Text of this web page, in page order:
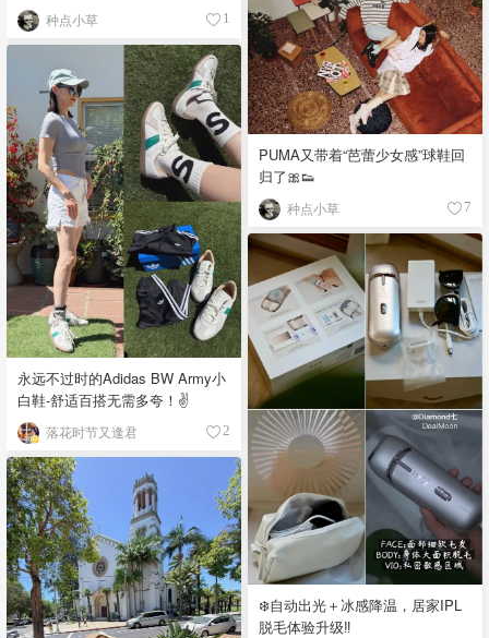
种点小草 1
PUMA又带着“芭蕾少女感”球鞋回
归了🎀👟
种点小草 7
永远不过时的Adidas BW Army小
白鞋-舒适百搭无需多夸！✌️
落花时节又逢君 2
❄️自动出光＋冰感降温，居家IPL
脱毛体验升级‼️